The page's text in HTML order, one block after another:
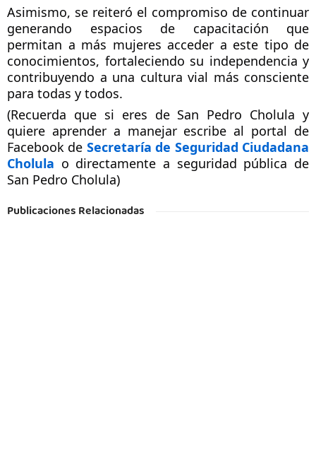
Asimismo, se reiteró el compromiso de continuar
generando espacios de capacitación que
permitan a más mujeres acceder a este tipo de
conocimientos, fortaleciendo su independencia y
contribuyendo a una cultura vial más consciente
para todas y todos.
(Recuerda que si eres de San Pedro Cholula y
quiere aprender a manejar escribe al portal de
Facebook de Secretaría de Seguridad Ciudadana
Cholula o directamente a seguridad pública de
San Pedro Cholula)
Publicaciones Relacionadas